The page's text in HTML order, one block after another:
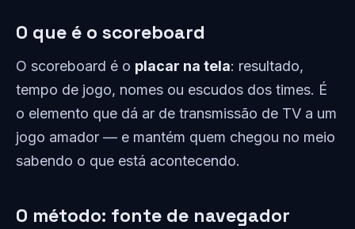
O que é o scoreboard
O scoreboard é o placar na tela: resultado,
tempo de jogo, nomes ou escudos dos times. É
o elemento que dá ar de transmissão de TV a um
jogo amador — e mantém quem chegou no meio
sabendo o que está acontecendo.
O método: fonte de navegador